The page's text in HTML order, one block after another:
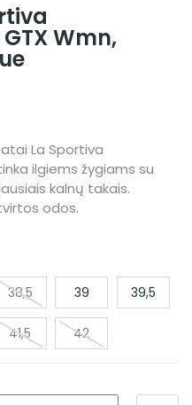
Wmn,
La Sportiva
ilgiems žygiams su
kalnų takais.
odos.
38,5​ 39 39,5
41,5​ 42​